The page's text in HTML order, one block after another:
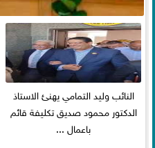
النائب وليد التمامي يهنئ الاستاذ
الدكتور محمود صديق تكليفة قائم
باعمال ...